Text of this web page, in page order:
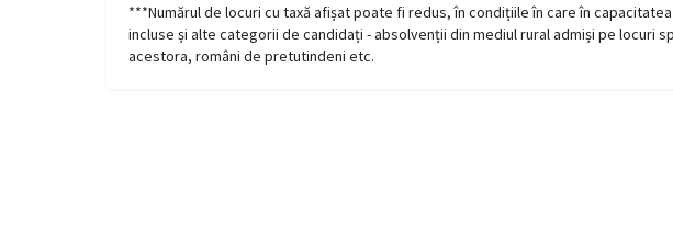
***Numărul de locuri cu taxă afișat poate fi redus, în condițiile în care în
incluse și alte categorii de candidați - absolvenții din mediul rural admiși pe locuri
acestora, români de pretutindeni etc.